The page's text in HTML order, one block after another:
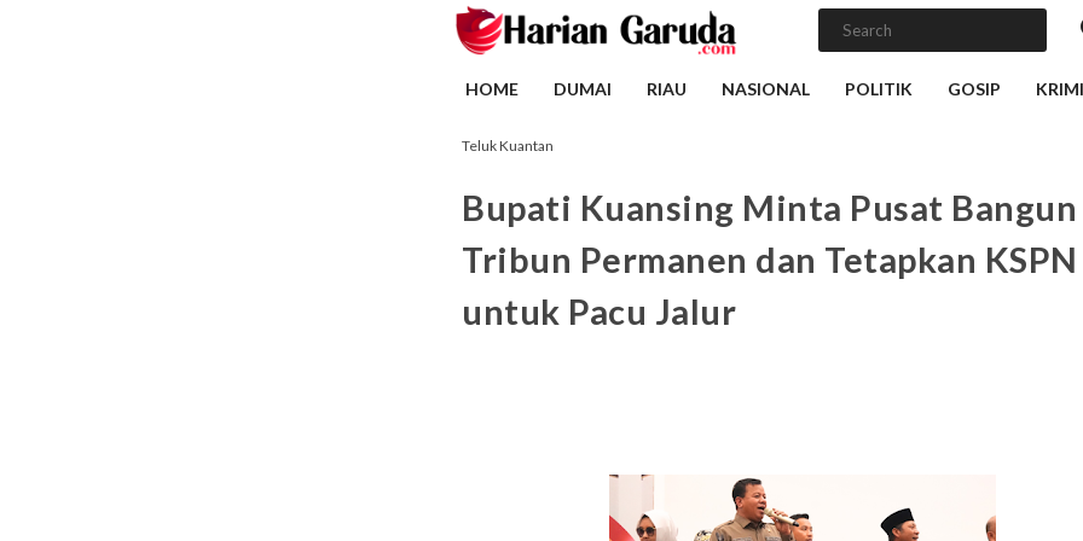
HOME DUMAI RIAU NASIONAL POLITIK GOSIP
Teluk Kuantan
Bupati Kuansing Minta Pusat Bangun
Tribun Permanen dan Tetapkan KSPN
untuk Pacu Jalur